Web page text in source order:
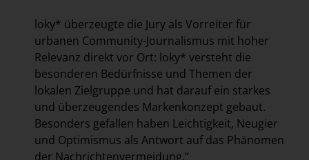
loky* überzeugte die Jury als Vorreiter für
urbanen Community-Journalismus mit hoher
Relevanz direkt vor Ort: loky* versteht die
besonderen Bedürfnisse und Themen der
lokalen Zielgruppe und hat darauf ein starkes
und überzeugendes Markenkonzept gebaut.
Besonders gefallen haben Leichtigkeit, Neugier
und Optimismus als Antwort auf das Phänomen
der Nachrichtenvermeidung.“